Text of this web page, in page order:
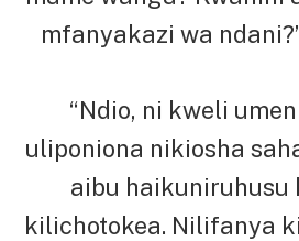
mfanyakazi wa
“Ndio, ni kweli
uliponiona nikiosha
aibu haikuniruhusu
kilichotokea. Nilifanya